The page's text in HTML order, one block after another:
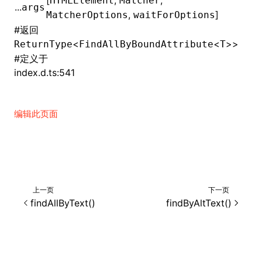
...args
MatcherOptions, waitForOptions]
#返回
ReturnType<FindAllByBoundAttribute<T>>
#定义于
index.d.ts:541
编辑此页面
上一页
findAllByText()
下一页
findByAltText()